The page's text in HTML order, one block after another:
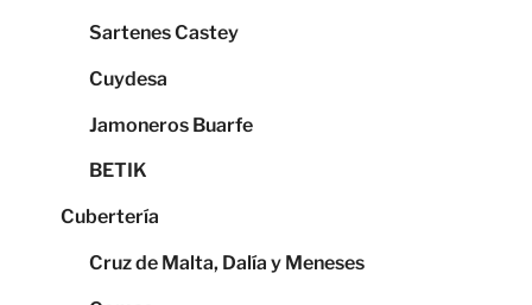
Sartenes Castey
Cuydesa
Jamoneros Buarfe
BETIK
Cubertería
Cruz de Malta, Dalía y Meneses